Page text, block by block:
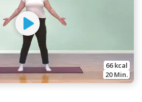
66 kcal
20 Min.